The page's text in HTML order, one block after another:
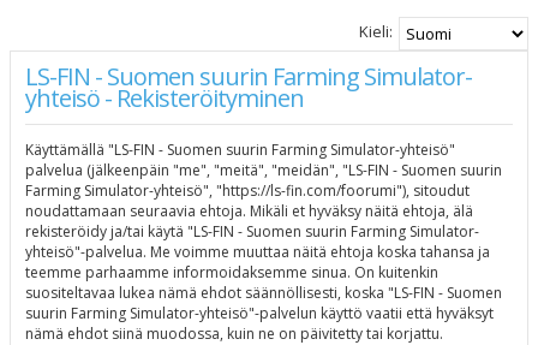
s
Kieli:
LS-FIN - Suomen suurin Farming Simulator-
yhteisö - Rekisteröityminen
Käyttämällä "LS-FIN - Suomen suurin Farming Simulator-yhteisö"
palvelua (jälkeenpäin "me", "meitä", "meidän", "LS-FIN - Suomen suurin
Farming Simulator-yhteisö", "https://ls-fin.com/foorumi"), sitoudut
noudattamaan seuraavia ehtoja. Mikäli et hyväksy näitä ehtoja, älä
rekisteröidy ja/tai käytä "LS-FIN - Suomen suurin Farming Simulator-
yhteisö"-palvelua. Me voimme muuttaa näitä ehtoja koska tahansa ja
teemme parhaamme informoidaksemme sinua. On kuitenkin
suositeltavaa lukea nämä ehdot säännöllisesti, koska "LS-FIN - Suomen
suurin Farming Simulator-yhteisö"-palvelun käyttö vaatii että hyväksyt
nämä ehdot siinä muodossa, kuin ne on päivitetty tai korjattu.